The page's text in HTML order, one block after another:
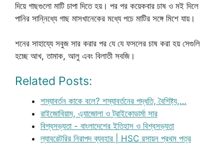
দিয়ে গাছগুলো মাটি চাপা দিতে হয়। পর পর কয়েকবার চাষ ও মই দিলে
পানির সান্নিধ্যে গাছ মাসখানেকের মধ্যে পচে মাটির সঙ্গে মিশে যায়।
শনের সাহায্যে সবুজ সার করার পর যে যে ফসলের চাষ করা হয় সেগুলি
হচ্ছে আখ, তামাক, আলু এবং বিলাতী সবজি।
Related Posts:
শস্যাবর্তন কাকে বলে? শস্যাবর্তনের পদ্ধতি, বৈশিষ্ট্য,…
রাইজোবিয়াম, এ্যাজোলা ও ট্রাইকোডার্মা সার
বিশ্বসভ্যতা - বাংলাদেশের ইতিহাস ও বিশ্বসভ্যতা
ল্যাবরেটরির নিরাপদ ব্যবহার | HSC রসায়ন প্রথম পত্র